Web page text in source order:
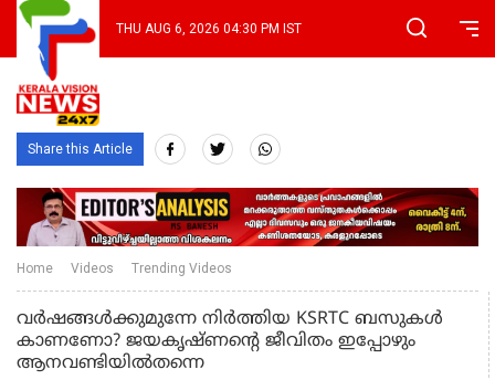
THU AUG 6, 2026 04:30 PM IST
Share this Article
Home Videos Trending Videos
വര്‍ഷങ്ങള്‍ക്കുമുന്നേ നിര്‍ത്തിയ KSRTC ബസുകള്‍
കാണണോ? ജയകൃഷ്ണന്റെ ജീവിതം ഇപ്പോഴും
ആനവണ്ടിയില്‍തന്നെ